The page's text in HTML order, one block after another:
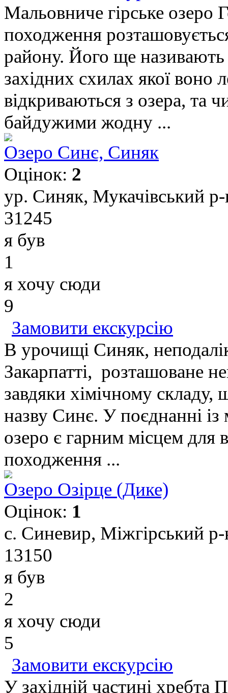
Мальовниче гірське озеро
походження
району. Його ще
західних схилах якої
відкриваються з озера, та
байдужими жодну ...
Озеро Синє, Синяк
Оцінок: 2
ур. Синяк, Мукачівський р-
31245
я був
1
я хочу сюди
9
Замовити екскурсію
В урочищі Синяк,
Закарпатті, розташоване
завдяки хімічному складу,
назву Синє. У поєднанні
озеро є гарним місцем
походження ...
Озеро Озірце (Дике)
Оцінок: 1
с. Синевир, Міжгірський р-
13150
я був
2
я хочу сюди
5
Замовити екскурсію
У західній частині